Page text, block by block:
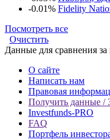
-0.01% Fidelity
Посмотреть все
Очистить
Данные для сравнения
О сайте
Написать нам
Правовая
Получить данные /
Investfunds-PRO
FAQ
Портфель